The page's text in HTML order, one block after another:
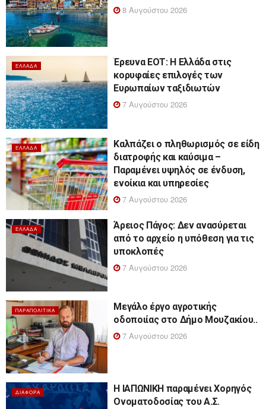
8 Αυγούστου 2026
ΕΛΛΆΔΑ
Έρευνα ΕΟΤ: Η Ελλάδα στις
κορυφαίες επιλογές των
Ευρωπαίων ταξιδιωτών
7 Αυγούστου 2026
ΕΛΛΆΔΑ
Καλπάζει ο πληθωρισμός σε είδη
διατροφής και καύσιμα –
Παραμένει υψηλός σε ένδυση,
ενοίκια και υπηρεσίες
7 Αυγούστου 2026
ΕΛΛΆΔΑ
Άρειος Πάγος: Δεν ανασύρεται
από το αρχείο η υπόθεση για τις
υποκλοπές
7 Αυγούστου 2026
ΠΑΡΑΠΟΛΙΤΙΚΆ
Μεγάλο έργο αγροτικής
οδοποιίας στο Δήμο Μουζακίου..
7 Αυγούστου 2026
ΔΙΆΦΟΡΑ
Η ΙΑΠΩΝΙΚΗ παραμένει Χορηγός
Ονοματοδοσίας του Α.Σ.